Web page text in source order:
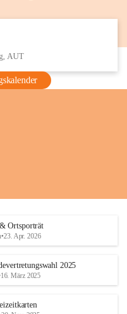
AUT
Ortsporträt
•23. Apr. 2026
2025
16. März 2025